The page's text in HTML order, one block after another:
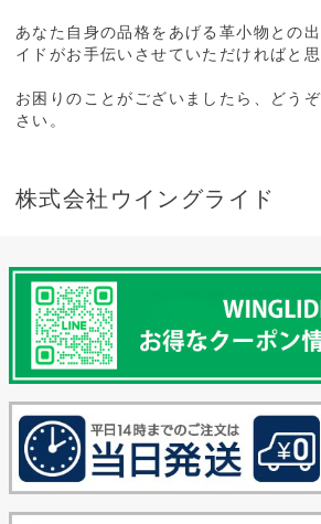
あなた自身の品格をあげる革小物との
イドがお手伝いさせていただければと思
お困りのことがございましたら、どう
さい。
株式会社ウイングライド